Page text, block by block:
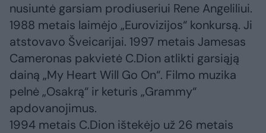
nusiuntė garsiam prodiuseriui Rene Angeliliui.
1988 metais laimėjo „Eurovizijos“ konkursą. Ji
atstovavo Šveicarijai. 1997 metais Jamesas
Cameronas pakvietė C.Dion atlikti garsiąją
dainą „My Heart Will Go On“. Filmo muzika
pelnė „Osakrą“ ir keturis „Grammy“
apdovanojimus.
1994 metais C.Dion ištekėjo už 26 metais